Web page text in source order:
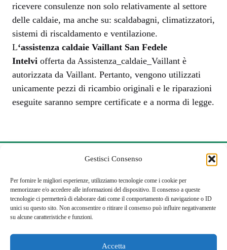
Gestisci Consenso
Per fornire le migliori esperienze, utilizziamo tecnologie come i cookie per
memorizzare e/o accedere alle informazioni del dispositivo. Il consenso a queste
tecnologie ci permetterà di elaborare dati come il comportamento di navigazione o ID
unici su questo sito. Non acconsentire o ritirare il consenso può influire negativamente
su alcune caratteristiche e funzioni.
Accetta
ricevere consulenze non solo relativamente al settore
delle caldaie, ma anche su: scaldabagni, climatizzatori,
sistemi di riscaldamento e ventilazione.
L‘assistenza caldaie Vaillant San Fedele
Intelvi offerta da Assistenza_caldaie_Vaillant è
autorizzata da Vaillant. Pertanto, vengono utilizzati
unicamente pezzi di ricambio originali e le riparazioni
eseguite saranno sempre certificate e a norma di legge.
Assistenza diretta Vaillant
e non
Installazione, Riparazione e Assistenza di ProdottiVaillant
Tutti i loghi, i marchi e le immagini appartengono ai legittimi
proprietari. Ne è vietata la riproduzione anche parziale. Ogni
descrittivo dei servizi offerti e riguarda la fornitura di ottima